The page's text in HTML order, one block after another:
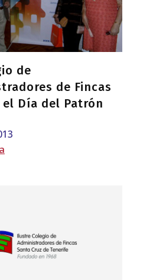
de
de Fincas
Día del Patrón